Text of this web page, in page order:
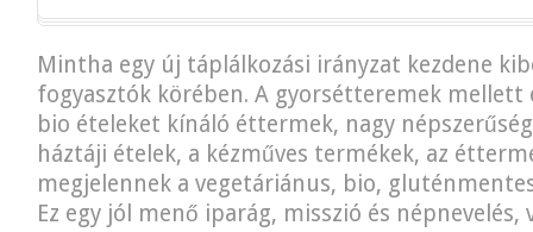
Mintha egy új táplálkozási irányzat kezdene
fogyasztók körében. A gyorsétteremek mellett
bio ételeket kínáló éttermek, nagy
háztáji ételek, a kézműves termékek, az
megjelennek a vegetáriánus, bio,
Ez egy jól menő iparág, misszió és népnevelés,